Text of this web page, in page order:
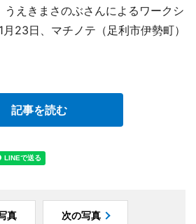
うえきまさのぶさんによるワークシ
23日、マチノテ（足利市伊勢町）
記事を読む
真 次の写真